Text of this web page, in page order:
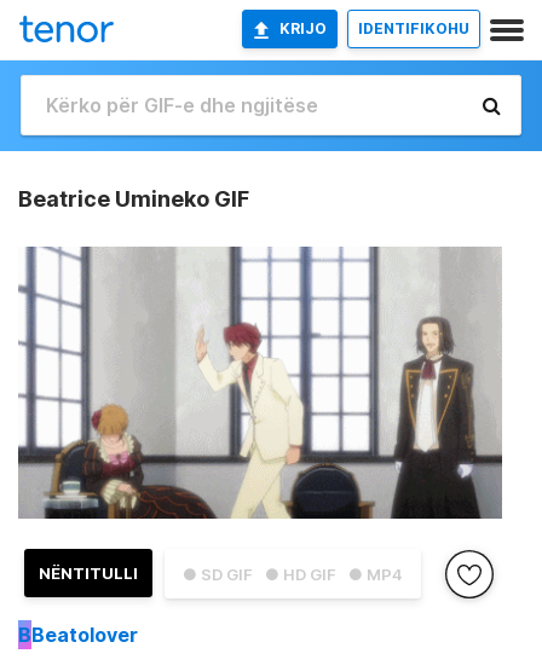
KRIJO IDENTIFIKOHU
Beatrice Umineko GIF
● SD GIF ● HD GIF ● MP4
NËNTITULLI
BBeatolover